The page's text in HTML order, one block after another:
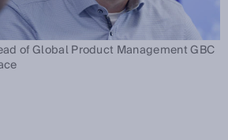
of Global Product Management GBC